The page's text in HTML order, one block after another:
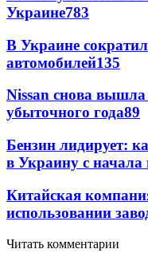
Украине783
В Украине
автомобилей135
Nissan снова
убыточного года89
Бензин лидирует:
в Украину с начала
Китайская
использовании
Читать комментарии